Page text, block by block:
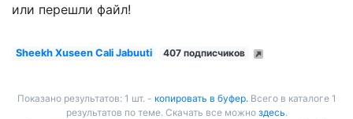
или перешли файл!
Sheekh Xuseen Cali Jabuuti 407 подписчиков
Показано результатов: 1 шт. - копировать в буфер. Всего в каталоге 1
результатов по теме. Скачать все можно здесь.